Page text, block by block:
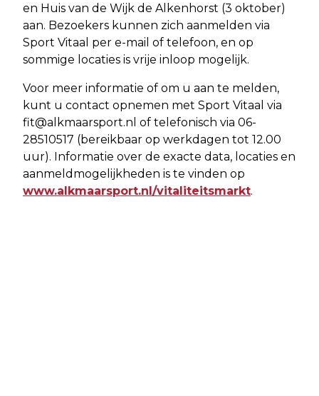
en Huis van de Wijk de Alkenhorst (3 oktober)
aan. Bezoekers kunnen zich aanmelden via
Sport Vitaal per e-mail of telefoon, en op
sommige locaties is vrije inloop mogelijk.
Voor meer informatie of om u aan te melden,
kunt u contact opnemen met Sport Vitaal via
fit@alkmaarsport.nl of telefonisch via 06-
28510517 (bereikbaar op werkdagen tot 12.00
uur). Informatie over de exacte data, locaties en
aanmeldmogelijkheden is te vinden op
www.alkmaarsport.nl/vitaliteitsmarkt.